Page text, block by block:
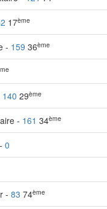
17ème
- 159 36ème
140 29ème
- 161 34ème
0
- 83 74ème